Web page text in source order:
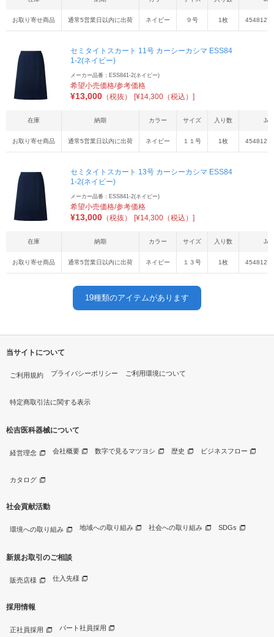
お取り寄せ商品 通常5営業日以内に出荷 ネイビー ９号 1枚
セミタイトスカート 11号 カーシーカシマ ESS84
1-2(ネイビー)
メーカー品番：ESS841-2(ネイビー)
希望小売価格/参考価格
¥13,000 （税抜） [¥14,300（税込）]
在庫 納期 カラー サイズ 入り数
お取り寄せ商品 通常5営業日以内に出荷 ネイビー １１号 1枚
セミタイトスカート 13号 カーシーカシマ ESS84
1-2(ネイビー)
メーカー品番：ESS841-2(ネイビー)
希望小売価格/参考価格
¥13,000 （税抜） [¥14,300（税込）]
在庫 納期 カラー サイズ 入り数
お取り寄せ商品 通常5営業日以内に出荷 ネイビー １３号 1枚
19種類のアイテムがあります
当サイトについて
ご利用規約 プライバシーポリシー ご利用環境について
特定商取引法に関する表示
松吉医科器械について
経営理念 会社概要 数字で見るマツヨシ 歴史 ビジネスフロー
カタログ
社会貢献活動
環境への取り組み 地域への取り組み 社会への取り組み SDGs
新規お取引のご相談
販売店様 仕入先様
採用情報
正社員採用 パート社員採用